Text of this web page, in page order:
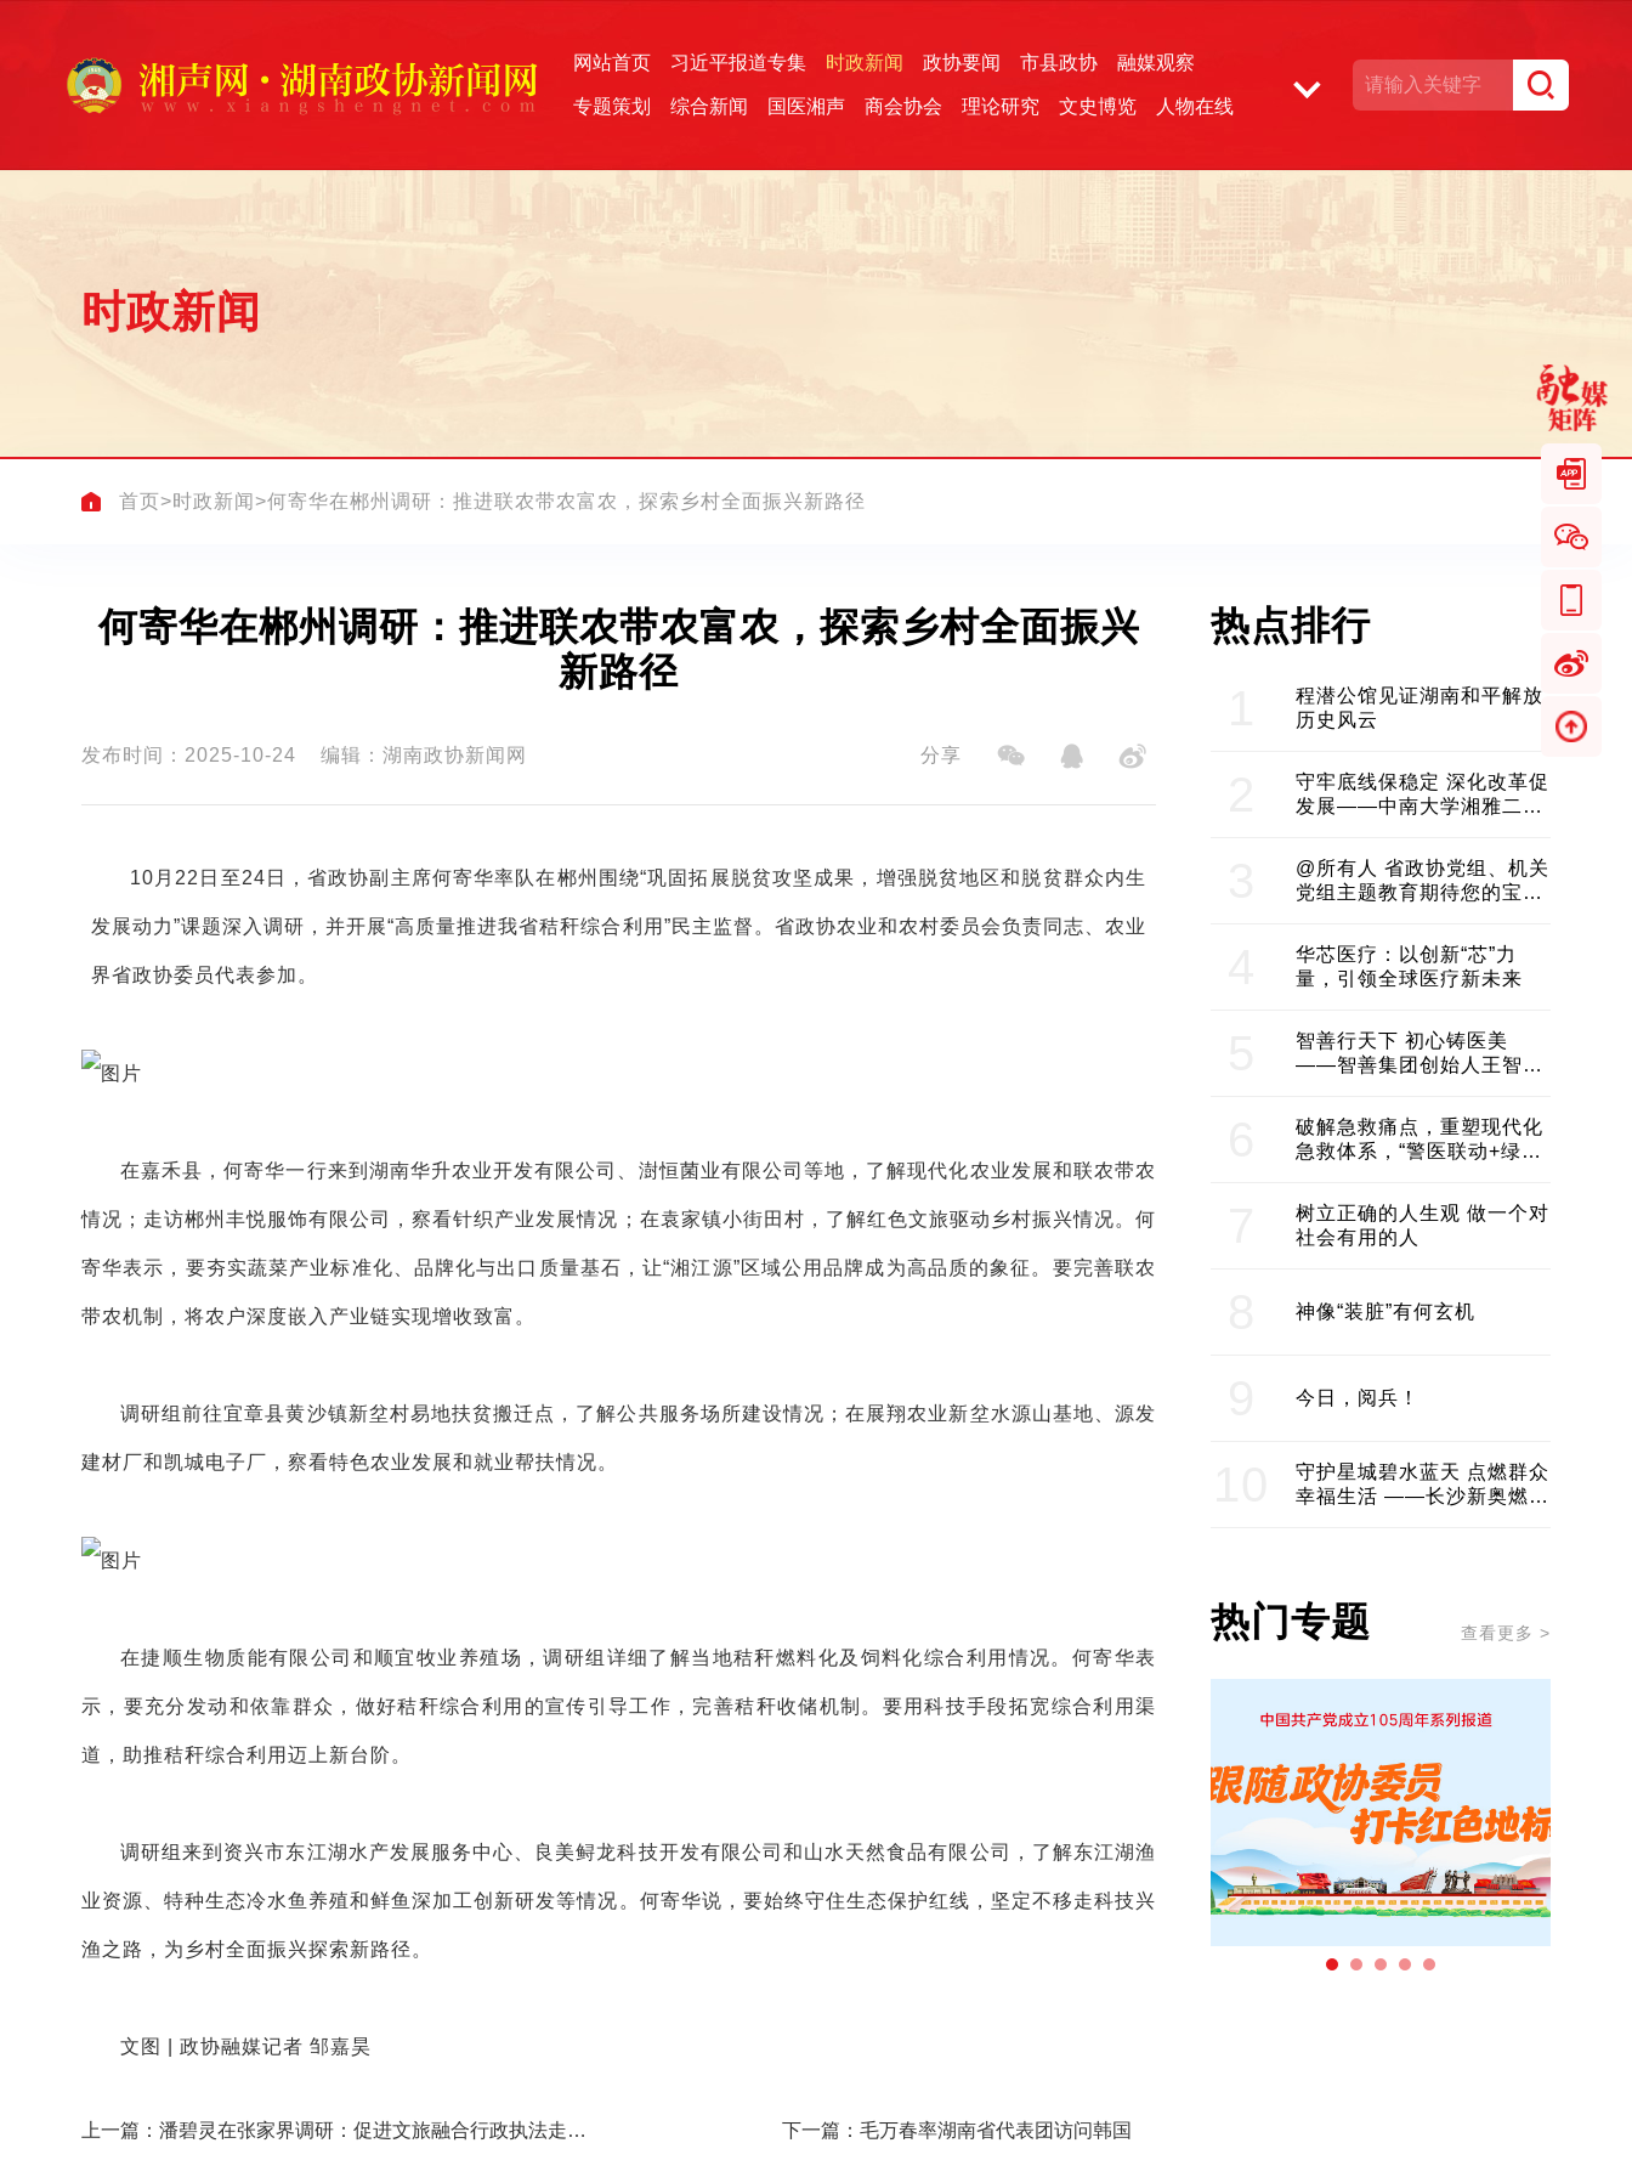
网站首页 习近平报道专集 时政新闻 政协要闻 市县政协 融媒观察
专题策划 综合新闻 国医湘声 商会协会 理论研究 文史博览 人物在线
时政新闻
首页>时政新闻 >何寄华在郴州调研：推进联农带农富农，探索乡村全面振兴新路径
何寄华在郴州调研：推进联农带农富农，探索乡村全面振兴
新路径
发布时间：2025-10-24 编辑：湖南政协新闻网 分享
10月22日至24日，省政协副主席何寄华率队在郴州围绕“巩固拓展脱贫攻坚成果，增强脱贫地区和脱贫群众内生
发展动力”课题深入调研，并开展“高质量推进我省秸秆综合利用”民主监督。省政协农业和农村委员会负责同志、农业
界省政协委员代表参加。
在嘉禾县，何寄华一行来到湖南华升农业开发有限公司、澍恒菌业有限公司等地，了解现代化农业发展和联农带农
情况；走访郴州丰悦服饰有限公司，察看针织产业发展情况；在袁家镇小街田村，了解红色文旅驱动乡村振兴情况。何
寄华表示，要夯实蔬菜产业标准化、品牌化与出口质量基石，让“湘江源”区域公用品牌成为高品质的象征。要完善联农
带农机制，将农户深度嵌入产业链实现增收致富。
调研组前往宜章县黄沙镇新坌村易地扶贫搬迁点，了解公共服务场所建设情况；在展翔农业新坌水源山基地、源发
建材厂和凯城电子厂，察看特色农业发展和就业帮扶情况。
在捷顺生物质能有限公司和顺宜牧业养殖场，调研组详细了解当地秸秆燃料化及饲料化综合利用情况。何寄华表
示，要充分发动和依靠群众，做好秸秆综合利用的宣传引导工作，完善秸秆收储机制。要用科技手段拓宽综合利用渠
道，助推秸秆综合利用迈上新台阶。
调研组来到资兴市东江湖水产发展服务中心、良美鲟龙科技开发有限公司和山水天然食品有限公司，了解东江湖渔
业资源、特种生态冷水鱼养殖和鲜鱼深加工创新研发等情况。何寄华说，要始终守住生态保护红线，坚定不移走科技兴
渔之路，为乡村全面振兴探索新路径。
文图 | 政协融媒记者 邹嘉昊
上一篇：潘碧灵在张家界调研：促进文旅融合行政执法走深
下一篇：毛万春率湖南省代表团访问韩国
热点排行
程潜公馆见证湖南和平解放
历史风云
守牢底线保稳定 深化改革促
发展——中南大学湘雅二医
@所有人 省政协党组、机关
党组主题教育期待您的宝贵
华芯医疗：以创新“芯”力
量，引领全球医疗新未来
智善行天下 初心铸医美
——智善集团创始人王智带
建医美产业良性生态圈
破解急救痛点，重塑现代化
急救体系，“警医联动+绿波
树立正确的人生观 做一个对
社会有用的人
神像“装脏”有何玄机
今日，阅兵！
守护星城碧水蓝天 点燃群众
幸福生活 ——长沙新奥燃气
热门专题 查看更多 >